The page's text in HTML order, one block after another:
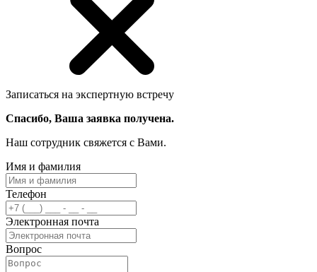
Записаться на экспертную встречу
Спасибо, Ваша заявка получена.
Наш сотрудник свяжется с Вами.
Имя и фамилия
Телефон
Электронная почта
Вопрос